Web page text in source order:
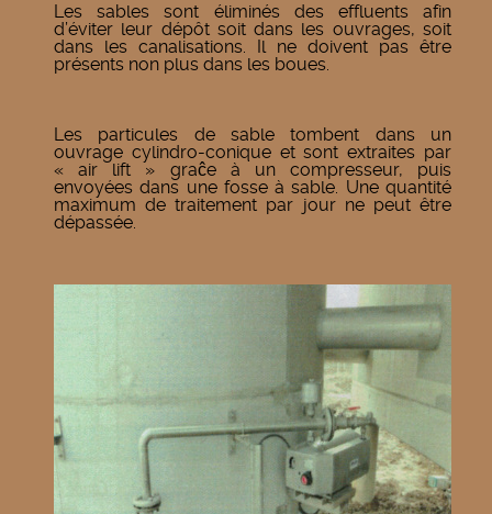
Les sables sont éliminés des effluents afin
d’éviter leur dépôt soit dans les ouvrages, soit
dans les canalisations. Il ne doivent pas être
présents non plus dans les boues.
Les particules de sable tombent dans un
ouvrage cylindro-conique et sont extraites par
« air lift » graĉe à un compresseur, puis
envoyées dans une fosse à sable. Une quantité
maximum de traitement par jour ne peut être
dépassée.